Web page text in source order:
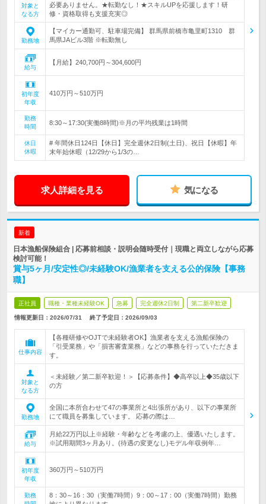
対象と
なる方
必要ありません。★転勤なし！★スキルUPを応援します！研
修・資格取得も支援充実◎
勤務地
【マイカー通勤可、駐車場完備】 群馬県前橋市亀里町1310 群
馬県JAビル3階 ※転勤無し
給与
【月給】240,700円～304,600円
初年度
年収
410万円～510万円
勤務
時間
8:30～17:30(実働8時間)※月の平均残業は1時間
休日
休暇
# 年間休日124日【休日】完全週休2日制(土日)、祝日【休暇】年
末年始休暇（12/29から1/3の…
求人詳細を見る 気になる
新着
日本漁船保険組合 | 応募前相談・説明会随時受付｜現職と両立しながら応募
検討可能！
賞与5ヶ月/安定性◎/未経験OK/漁業者を支える公的保険【事務
職】
正社員 職種・業種未経験OK 急募 完全週休2日制 第二新卒歓迎
情報更新日：2026/07/31 終了予定日： 2026/09/03
仕事内容
【各種研修やOJTで未経験者OK】漁業者を支える漁船保険の
「引受業務」や「損害審査業務」などの事務を行っていただきま
す。
対象と
なる方
＜未経験／第二新卒歓迎！＞【応募条件】◆高卒以上◆35歳以下
の方
勤務地
全国に本所合わせて47の事業所と4出張所があり、以下の事業所
にて職員を募集しています。 応募の際は…
給与
月給22万円以上※経験・年齢などを考慮の上、優遇いたします。
※試用期間3ヶ月あり。(待遇の変更なし)モデル年収例年…
初年度
年収
360万円～510万円
勤務
8：30～16：30（実働7時間）9：00～17：00（実働7時間）勤務